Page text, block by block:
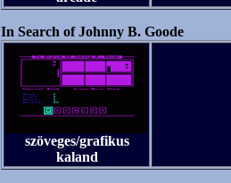
In Search of Johnny B. Goode
szöveges/grafikus
kaland